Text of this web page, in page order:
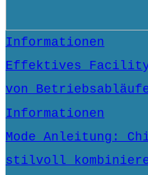
Informationen
Effektives Facility
von
Informationen
Mode Anleitung:
stilvoll